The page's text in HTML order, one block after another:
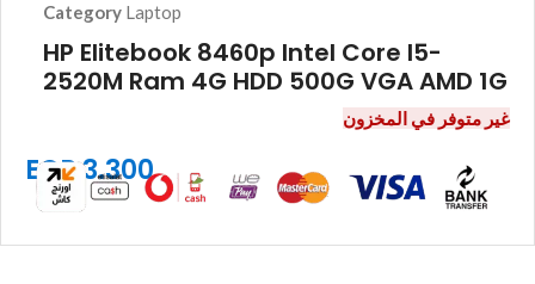
Category Laptop
HP Elitebook 8460p Intel Core I5-
2520M Ram 4G HDD 500G VGA AMD 1G
EGP3.300
غير متوفر في المخزون